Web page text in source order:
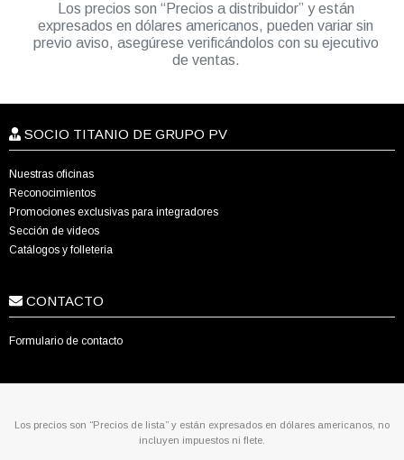
Los precios son “Precios a distribuidor” y están
expresados en dólares americanos, pueden variar sin
previo aviso, asegúrese verificándolos con su ejecutivo
de ventas.
SOCIO TITANIO DE GRUPO PV
Nuestras oficinas
Reconocimientos
Promociones exclusivas para integradores
Sección de videos
Catálogos y folletería
CONTACTO
Formulario de contacto
Los precios son “Precios de lista” y están expresados en dólares americanos, no
incluyen impuestos ni flete.